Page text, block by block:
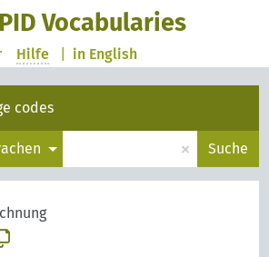
Vocabularies
in English
Hilfe
codes
× Suche